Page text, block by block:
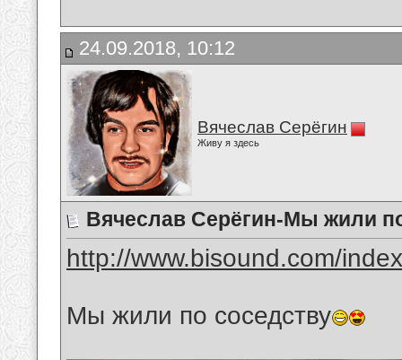
24.09.2018, 10:12
Вячеслав Серёгин
Живу я здесь
Вячеслав Серёгин-Мы жили
http://www.bisound.com/
Мы жили по соседству